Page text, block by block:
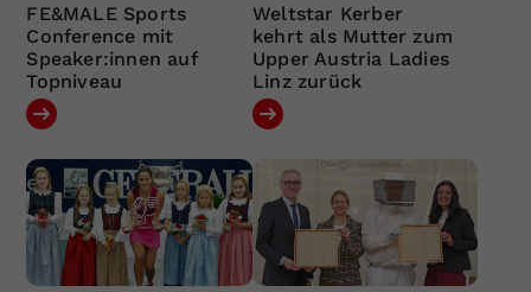
FE&MALE Sports
Conference mit
Speaker:innen auf
Topniveau
Weltstar Kerber
kehrt als Mutter zum
Upper Austria Ladies
Linz zurück